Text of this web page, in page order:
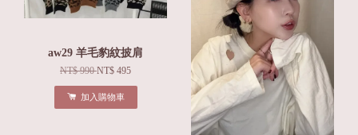
aw29 羊毛豹紋披肩
NT$ 990NT$ 495
加入購物車